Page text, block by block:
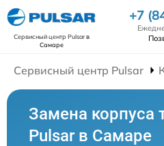
Сервисный центр Pulsarв
Самаре
+7
Сервисный центр Pulsar
Замена корпуса
Pulsar в Самаре